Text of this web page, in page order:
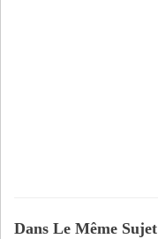
Dans Le Même Sujet